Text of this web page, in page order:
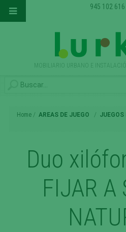
MOBILIARIO URBANO E
945 102 616
Home AREAS DE JUEGO
Duo
FIJAR A